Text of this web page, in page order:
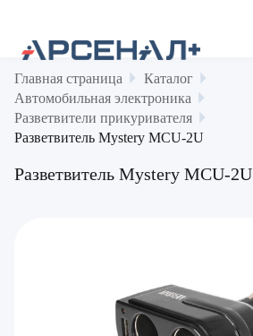
Главная страница
Каталог
Автомобильная электроника
Разветвители прикуривателя
Разветвитель Mystery MCU-2U
Разветвитель Mystery MCU-2U